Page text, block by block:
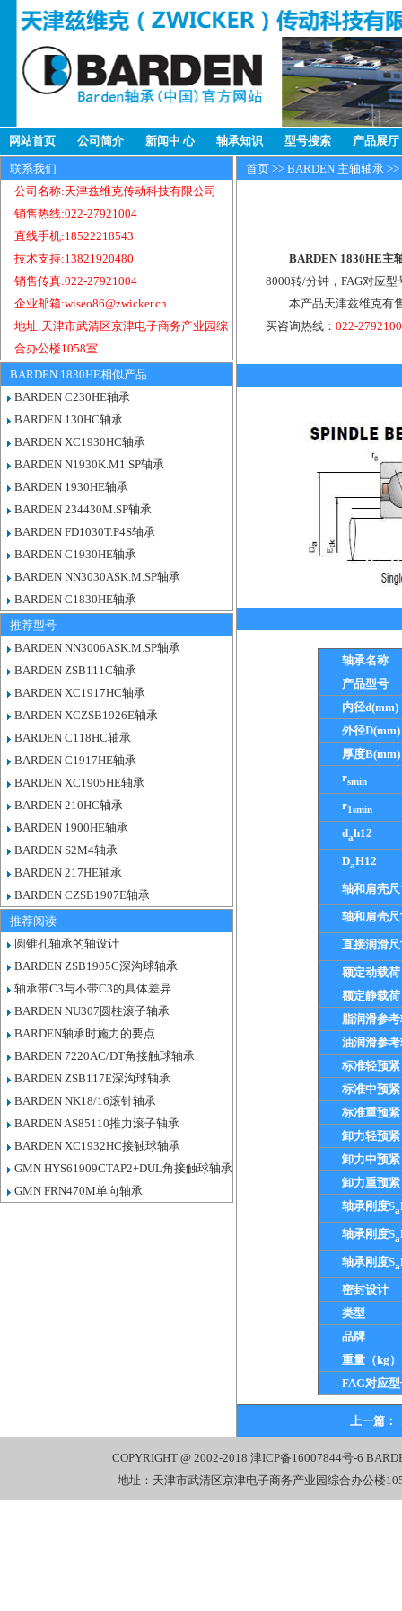
网站首页 公司简介 新闻中 心 轴承知识 型号搜索 产品展厅
联系我们
公司名称:天津兹维克传动科技有限公司
销售热线:022-27921004
直线手机:18522218543
技术支持:13821920480
销售传真:022-27921004
企业邮箱:wiseo86@zwicker.cn
地址:天津市武清区京津电子商务产业园综
合办公楼1058室
BARDEN 1830HE相似产品
BARDEN C230HE轴承
BARDEN 130HC轴承
BARDEN XC1930HC轴承
BARDEN N1930K.M1.SP轴承
BARDEN 1930HE轴承
BARDEN 234430M.SP轴承
BARDEN FD1030T.P4S轴承
BARDEN C1930HE轴承
BARDEN NN3030ASK.M.SP轴承
BARDEN C1830HE轴承
推荐型号
BARDEN NN3006ASK.M.SP轴承
BARDEN ZSB111C轴承
BARDEN XC1917HC轴承
BARDEN XCZSB1926E轴承
BARDEN C118HC轴承
BARDEN C1917HE轴承
BARDEN XC1905HE轴承
BARDEN 210HC轴承
BARDEN 1900HE轴承
BARDEN S2M4轴承
BARDEN 217HE轴承
BARDEN CZSB1907E轴承
推荐阅读
圆锥孔轴承的轴设计
BARDEN ZSB1905C深沟球轴承
轴承带C3与不带C3的具体差异
BARDEN NU307圆柱滚子轴承
BARDEN轴承时施力的要点
BARDEN 7220AC/DT角接触球轴承
BARDEN ZSB117E深沟球轴承
BARDEN NK18/16滚针轴承
BARDEN AS85110推力滚子轴承
BARDEN XC1932HC接触球轴承
GMN HYS61909CTAP2+DUL角接触球轴承
GMN FRN470M单向轴承
首页 >> BARDEN 主轴轴承
BARDEN 1830HE主
8000转/分钟，FAG对应型
本产品天津兹维克有
买咨询热线：022-
轴承名称
产品型号
内径d(mm)
外径D(mm)
厚度B(mm)
rsmin
r1smin
dah12
DaH12
轴和肩壳
轴和肩壳
直接润滑
额定动载
额定静载
脂润滑参
油润滑参
标准轻预
标准中预
标准重预
卸力轻预
卸力中预
卸力重预
轴承刚度Sa
轴承刚度Sa
轴承刚度Sa
密封设计
类型
品牌
重量（kg）
FAG对应
上一篇：
COPYRIGHT @ 2002-2018津ICP备16007844号-6
地址：天津市武清区京津电子商务产业园综合办公